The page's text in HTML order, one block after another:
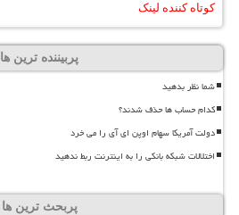
کوتاه کننده لینک
پربیننده ترین ها
شما نظر بدهید
کدام حساب ها حذف شدند؟
دولت آمریکا سهام اوپن ای آی را می خرد
اختلالات شبکه بانکی را به اینترنت ربط ندهید
پربحث ترین ها